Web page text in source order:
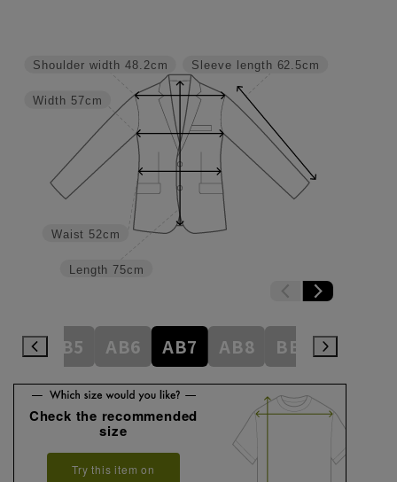
Sleeve length 62.5cm
Length 75cm
Waist 52cm
Width 57cm
Shoulder width 48.2cm
AB5 AB6 AB7 AB8 BE3 BE4
Check the recommended
size
Try this item on